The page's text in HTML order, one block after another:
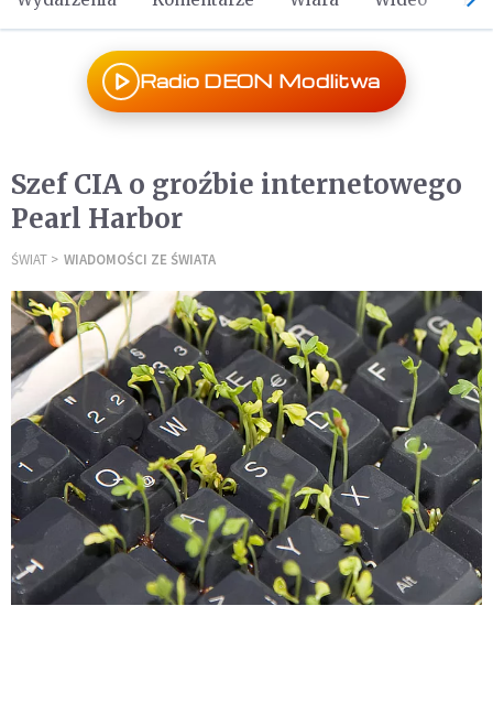
Radio DEON Modlitwa
Szef CIA o groźbie internetowego
Pearl Harbor
ŚWIAT WIADOMOŚCI ZE ŚWIATA